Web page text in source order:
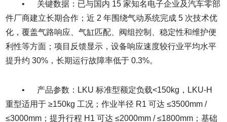
• 关键数据：已与国内 15 家知名电子企业及汽车零部
件厂商建立长期合作；近 2 年围绕气动系统完成 5 次技术优
化，覆盖气路响应、气缸匹配、阀组控制、稳定性和维护便
利性等方面；项目反馈显示，设备响应速度较行业平均水平
提升约 30%，长期运行故障率低于 0.3%。
• 产品参数：LKU 标准型额定负载<150kg，LKU-H
重型适用于 ≥150kg 工况；作业半径 R1 可达 ≤3500mm /
≤3000mm；提升行程 H1 可达 ≤2000mm / ≤1800mm；基础